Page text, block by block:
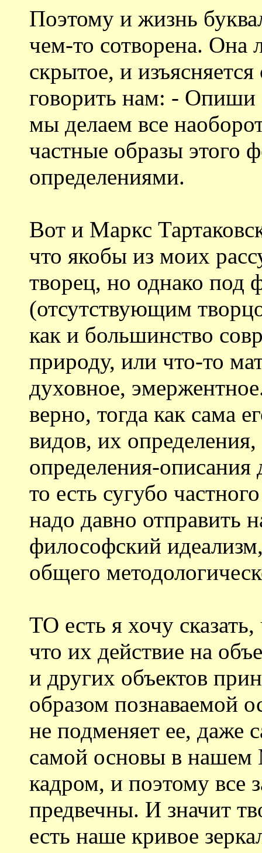
Поэтому и жизнь
чем-то сотворена. Она
скрытое, и
говорить нам: - Опиши
мы делаем все
частные образы этого
определениями.
Вот и Маркс
что якобы из моих
творец, но однако под
(отсутствующим
как и большинство
природу, или что-то
духовное,
верно, тогда как сама
видов, их
определения-описания
то есть сугубо
надо давно отправить
философский
общего
ТО есть я хочу
что их действие на
и других объектов
образом познаваемой
не подменяет ее, даже
самой основы в нашем
кадром, и поэтому все
предвечны. И значит
есть наше кривое